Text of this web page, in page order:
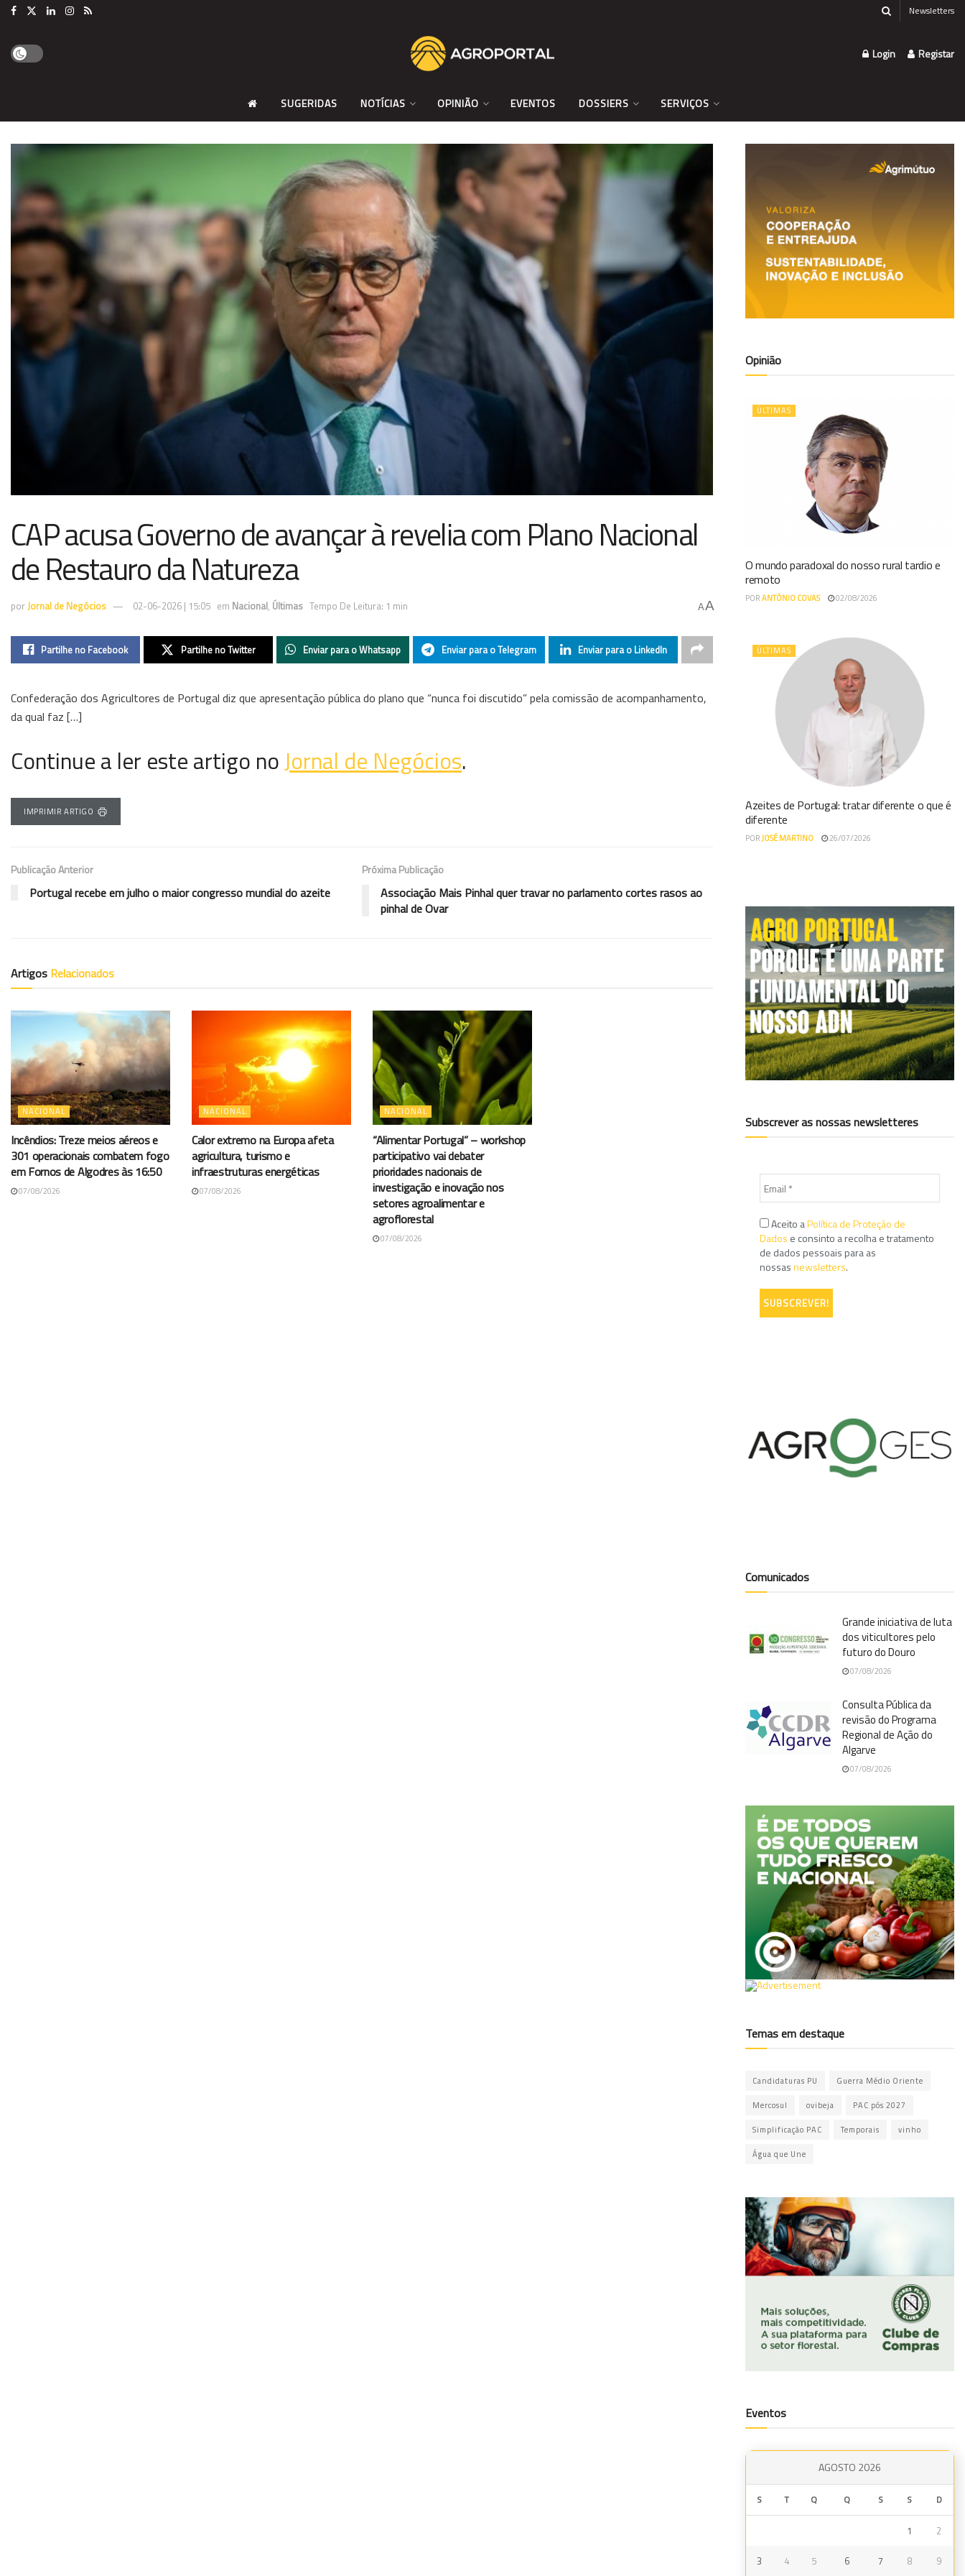
Newsletters
Login Registar
SUGERIDAS NOTÍCIAS OPINIÃO EVENTOS DOSSIERS SERVIÇOS
CAP acusa Governo de avançar à revelia com Plano Nacional
de Restauro da Natureza
porJornal de Negócios 02-06-2026 | 15:05 em Nacional, Últimas Tempo De Leitura: 1 min AA
Partilhe no Facebook Partilhe no Twitter Enviar para o Whatsapp Enviar para o Telegram Enviar para o LinkedIn
Confederação dos Agricultores de Portugal diz que apresentação pública do plano que “nunca foi discutido” pela comissão de acompanhamento,
da qual faz […]
Continue a ler este artigo noJornal de Negócios.
IMPRIMIR ARTIGO
Publicação Anterior
Portugal recebe em julho o maior congresso mundial do azeite
Próxima Publicação
Associação Mais Pinhal quer travar no parlamento cortes rasos ao
pinhal de Ovar
Artigos Relacionados
NACIONAL
Incêndios: Treze meios aéreos e
301 operacionais combatem fogo
em Fornos de Algodres às 16:50
07/08/2026
NACIONAL
Calor extremo na Europa afeta
agricultura, turismo e
infraestruturas energéticas
07/08/2026
NACIONAL
“Alimentar Portugal” – workshop
participativo vai debater
prioridades nacionais de
investigação e inovação nos
setores agroalimentar e
agroflorestal
07/08/2026
Opinião
ÚLTIMAS
O mundo paradoxal do nosso rural tardio e
remoto
PORANTÓNIO COVAS 02/08/2026
ÚLTIMAS
Azeites de Portugal: tratar diferente o que é
diferente
PORJOSÉ MARTINO 26/07/2026
Subscrever as nossas newsletteres
Aceito aPolítica de Proteção de
Dados e consinto a recolha e tratamento
de dados pessoais para as
nossasnewsletters.
Comunicados
Grande iniciativa de luta
dos viticultores pelo
futuro do Douro
07/08/2026
Consulta Pública da
revisão do Programa
Regional de Ação do
Algarve
07/08/2026
Temas em destaque
Candidaturas PU Guerra Médio Oriente
Mercosul ovibeja PAC pós 2027
Simplificação PAC Temporais vinho
Água que Une
Eventos
AGOSTO 2026
S T Q Q S S D
1 2
3 4 5 6 7 8 9